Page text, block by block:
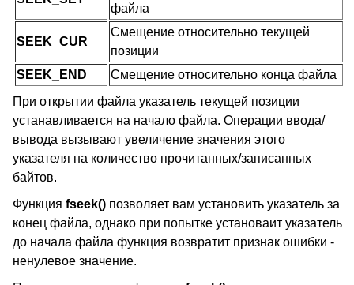
файла
SEEK_CUR
Смещение относительно текущей
позиции
SEEK_END
Смещение относительно конца файла
При открытии файла указатель текущей позиции
устанавливается на начало файла. Операции ввода/
вывода вызывают увеличение значения этого
указателя на количество прочитанных/записанных
байтов.
Функция fseek() позволяет вам установить указатель за
конец файла, однако при попытке установаит указатель
до начала файла функция возвратит признак ошибки -
ненулевое значение.